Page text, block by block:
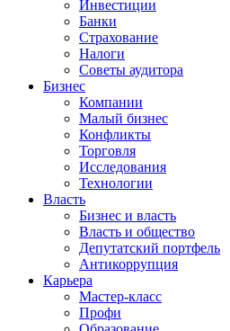
Инвестиции
Банки
Страхование
Налоги
Советы аудитора
Бизнес
Компании
Малый бизнес
Конфликты
Торговля
Исследования
Технологии
Власть
Бизнес и власть
Власть и общество
Депутатский портфель
Антикоррупция
Карьера
Мастер-класс
Профи